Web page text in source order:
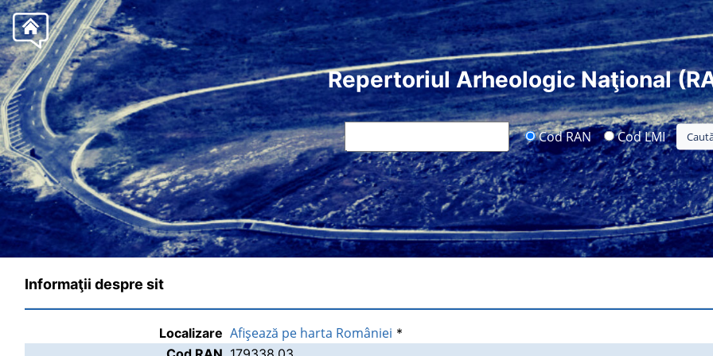
Repertoriul Arheologic Naţional
Cod RAN Cod LMI
Informaţii despre sit
Localizare Afişează pe harta României *